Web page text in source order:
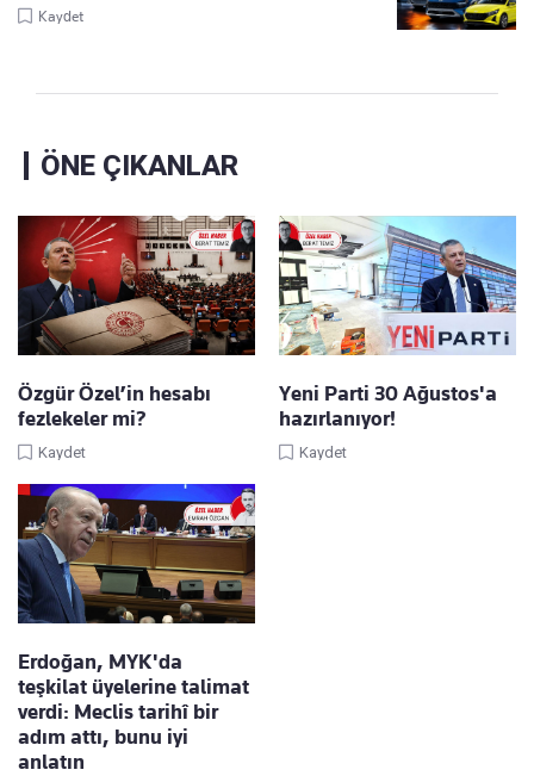
Kaydet
ÖNE ÇIKANLAR
Özgür Özel’in hesabı
fezlekeler mi?
Kaydet
Yeni Parti 30 Ağustos'a
hazırlanıyor!
Kaydet
Erdoğan, MYK'da
teşkilat üyelerine talimat
verdi: Meclis tarihî bir
adım attı, bunu iyi
anlatın